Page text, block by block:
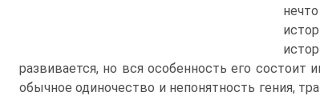
развивается, но вся особенность его
обычное одиночество и непонятность гения,